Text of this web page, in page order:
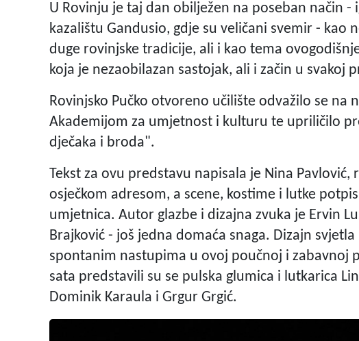
U Rovinju je taj dan obilježen na poseban način
kazalištu Gandusio, gdje su veličani svemir - kao
duge rovinjske tradicije, ali i kao tema
koja je nezaobilazan sastojak, ali i začin u svakoj
Rovinjsko Pučko otvoreno učilište odvažilo se na
Akademijom za umjetnost i kulturu te upriličilo
dječaka i broda".
Tekst za ovu predstavu napisala je Nina Pavlović,
osječkom adresom, a scene, kostime i lutke
umjetnica. Autor glazbe i dizajna zvuka je Ervin
Brajković - još jedna domaća snaga. Dizajn
spontanim nastupima u ovoj poučnoj i zabavnoj
sata predstavili su se pulska glumica i lutkarica
Dominik Karaula i Grgur Grgić.